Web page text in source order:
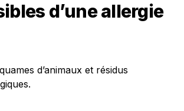
d’une allergie
d’animaux et résidus